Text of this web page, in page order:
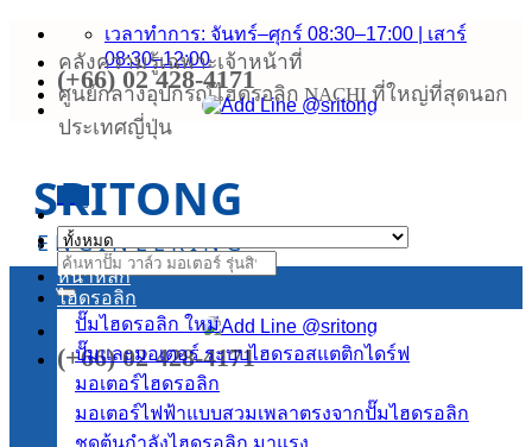
ข้าม
เนื้อหา
เวลาทำการ: จันทร์–ศุกร์ 08:30–17:00 | เสาร์
08:30–12:00
ศูนย์กลางอุปกรณ์ไฮดรอลิก NACHI ที่ใหญ่ที่สุดนอก
ประเทศญี่ปุ่น
คลังความรู้เฉพาะเจ้าหน้าที่
(+66) 02 428-4171
ENGINEERING
SRITONG
ค้นหา:
(+66) 02 428-4171
หน้าหลัก
ไฮดรอลิก
ปั๊มไฮดรอลิก
ปั๊มและมอเตอร์ ระบบไฮดรอสแตติกไดร์ฟ
มอเตอร์ไฮดรอลิก
มอเตอร์ไฟฟ้าแบบสวมเพลาตรงจากปั๊มไฮดรอลิก
ชุดต้นกำลังไฮดรอลิก